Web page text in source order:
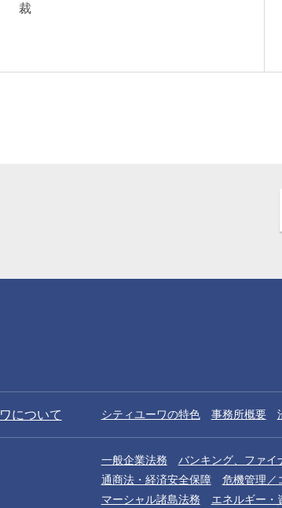
裁
について シティユーワの特色 事務所概要
一般企業法務 バンキング、ファイ
通商法・経済安全保障
危機管理／
マーシャル諸島法務
エネルギー・